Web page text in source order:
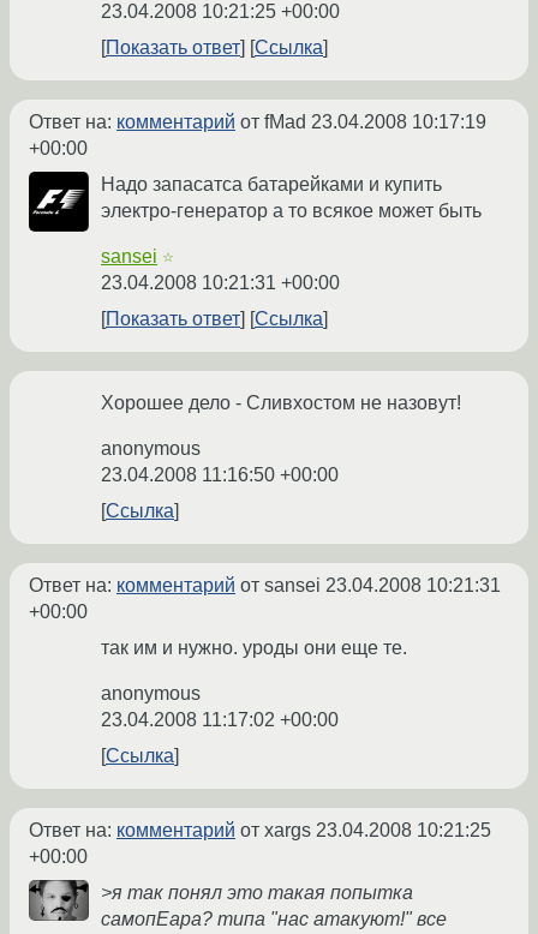
23.04.2008 10:21:25 +00:00
Показать ответ
Ссылка
Ответ на: комментарий от fMad 23.04.2008 10:17:19
+00:00
Надо запасатса батарейками и купить
электро-генератор а то всякое может быть
sansei ☆
23.04.2008 10:21:31 +00:00
Показать ответ
Ссылка
Хорошее дело - Сливхостом не назовут!
anonymous
23.04.2008 11:16:50 +00:00
Ссылка
Ответ на: комментарий от sansei 23.04.2008 10:21:31
+00:00
так им и нужно. уроды они еще те.
anonymous
23.04.2008 11:17:02 +00:00
Ссылка
Ответ на: комментарий от xargs 23.04.2008 10:21:25
+00:00
>я так понял это такая попытка
самопЕара? типа "нас атакуют!" все